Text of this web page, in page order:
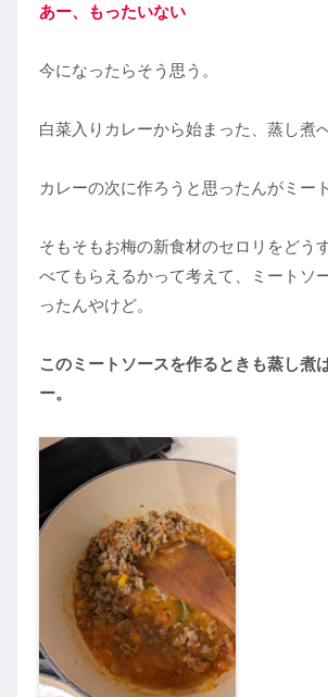
あー、もったいない
今になったらそう思う。
白菜入りカレーから始まった、蒸し煮
カレーの次に作ろうと思ったんがミー
そもそもお梅の新食材のセロリをどう
べてもらえるかって考えて、ミートソ
ったんやけど。
このミートソースを作るときも蒸し煮
ー。